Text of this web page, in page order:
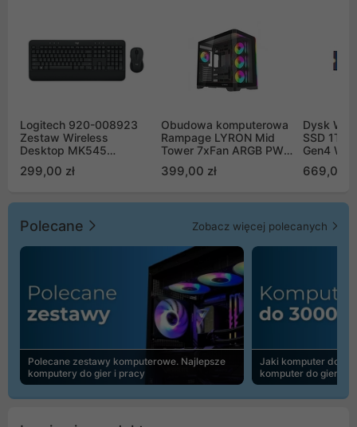
Logitech 920-008923
Zestaw Wireless
Desktop MK545
299,00 zł
Obudowa komputerowa
Rampage LYRON Mid
Tower 7xFan ARGB PWM
399,00 zł
Dysk WD
SSD 1TB
Gen4
669,00
Polecane Zobacz więcej polecanych
Polecane zestawy komputerowe. Najlepsze
komputery do gier i pracy
Jaki komputer do
komputer do gier |